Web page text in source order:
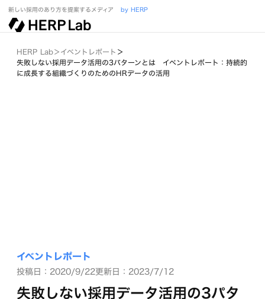
新しい採用のあり方を提案するメディア by HERP
HERP Lab＞イベントレポート ＞
失敗しない採用データ活用の3パターンとは イベントレポート：持続的
に成長する組織づくりのためのHRデータの活用
イベントレポート
投稿日：2020/9/22更新日：2023/7/12
失敗しない採用データ活用の3パタ